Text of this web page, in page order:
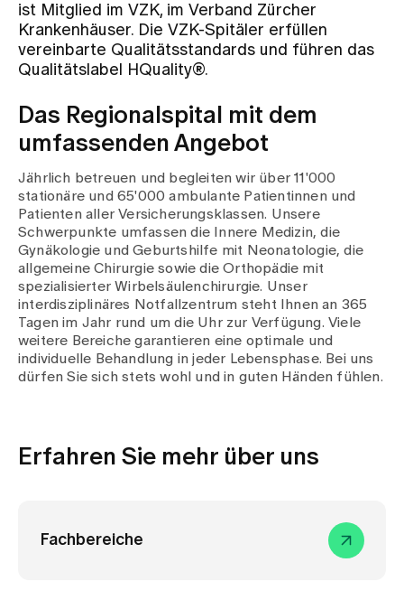
Kontakt
Babygalerie
Blog
Medien
ist Mitglied im VZK, im Verband Zürcher
Krankenhäuser. Die VZK-Spitäler erfüllen
vereinbarte Qualitätsstandards und führen das
Qualitätslabel HQuality®.
Das Regionalspital mit dem
umfassenden Angebot
Jährlich betreuen und begleiten wir über 11'000
stationäre und 65'000 ambulante Patientinnen und
Patienten aller Versicherungsklassen. Unsere
Schwerpunkte umfassen die Innere Medizin, die
Gynäkologie und Geburtshilfe mit Neonatologie, die
allgemeine Chirurgie sowie die Orthopädie mit
spezialisierter Wirbelsäulenchirurgie. Unser
interdisziplinäres Notfallzentrum steht Ihnen an 365
Tagen im Jahr rund um die Uhr zur Verfügung. Viele
weitere Bereiche garantieren eine optimale und
individuelle Behandlung in jeder Lebensphase. Bei uns
dürfen Sie sich stets wohl und in guten Händen fühlen.
Erfahren Sie mehr über uns
Fachbereiche